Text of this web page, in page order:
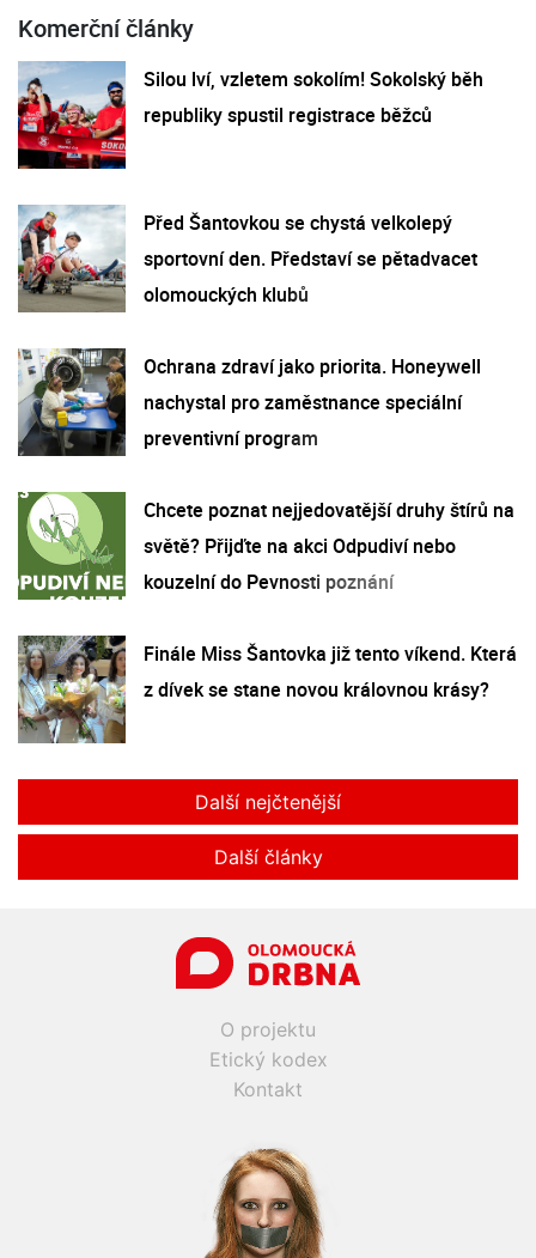
Komerční články
Silou lví, vzletem sokolím! Sokolský běh
republiky spustil registrace běžců
Před Šantovkou se chystá velkolepý
sportovní den. Představí se pětadvacet
olomouckých klubů
Ochrana zdraví jako priorita. Honeywell
nachystal pro zaměstnance speciální
preventivní program
Chcete poznat nejjedovatější druhy štírů na
světě? Přijďte na akci Odpudiví nebo
kouzelní do Pevnosti poznání
Finále Miss Šantovka již tento víkend. Která
z dívek se stane novou královnou krásy?
Další nejčtenější
Další články
O projektu
Etický kodex
Kontakt